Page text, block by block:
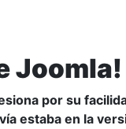
Joomla!
por su
estaba en la